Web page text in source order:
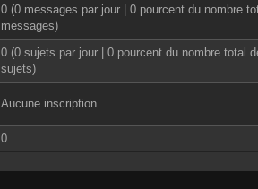
0 (0 messages par jour | 0 pourcent du nombre
messages)
0 (0 sujets par jour | 0 pourcent du nombre total
sujets)
Aucune inscription
0